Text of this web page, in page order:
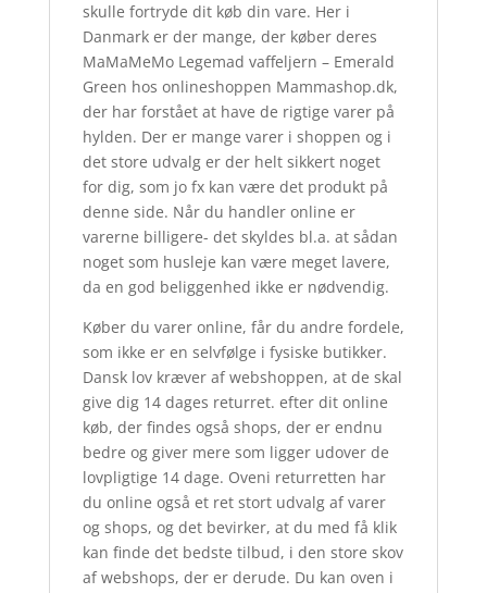
skulle fortryde dit køb din vare. Her i
Danmark er der mange, der køber deres
MaMaMeMo Legemad vaffeljern – Emerald
Green hos onlineshoppen Mammashop.dk,
der har forstået at have de rigtige varer på
hylden. Der er mange varer i shoppen og i
det store udvalg er der helt sikkert noget
for dig, som jo fx kan være det produkt på
denne side. Når du handler online er
varerne billigere- det skyldes bl.a. at sådan
noget som husleje kan være meget lavere,
da en god beliggenhed ikke er nødvendig.
Køber du varer online, får du andre fordele,
som ikke er en selvfølge i fysiske butikker.
Dansk lov kræver af webshoppen, at de skal
give dig 14 dages returret. efter dit online
køb, der findes også shops, der er endnu
bedre og giver mere som ligger udover de
lovpligtige 14 dage. Oveni returretten har
du online også et ret stort udvalg af varer
og shops, og det bevirker, at du med få klik
kan finde det bedste tilbud, i den store skov
af webshops, der er derude. Du kan oven i